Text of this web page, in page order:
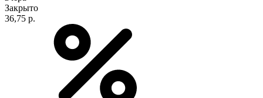
Закрыто
36,75 р.